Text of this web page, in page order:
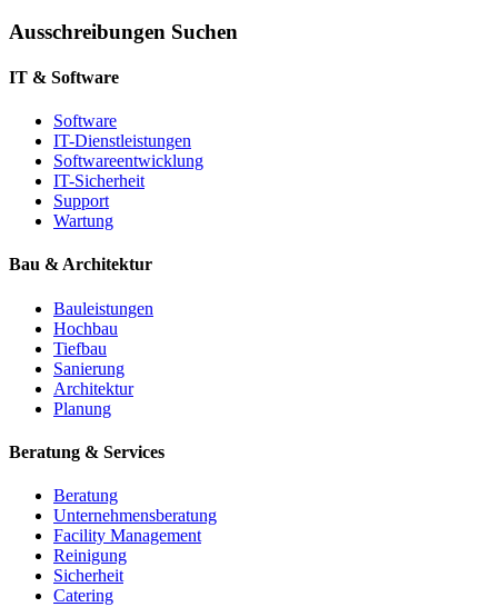
Ausschreibungen Suchen
IT & Software
Software
IT-Dienstleistungen
Softwareentwicklung
IT-Sicherheit
Support
Wartung
Bau & Architektur
Bauleistungen
Hochbau
Tiefbau
Sanierung
Architektur
Planung
Beratung & Services
Beratung
Unternehmensberatung
Facility Management
Reinigung
Sicherheit
Catering